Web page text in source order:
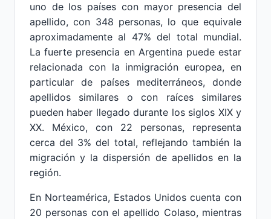
uno de los países con mayor presencia del
apellido, con 348 personas, lo que equivale
aproximadamente al 47% del total mundial.
La fuerte presencia en Argentina puede estar
relacionada con la inmigración europea, en
particular de países mediterráneos, donde
apellidos similares o con raíces similares
pueden haber llegado durante los siglos XIX y
XX. México, con 22 personas, representa
cerca del 3% del total, reflejando también la
migración y la dispersión de apellidos en la
región.
En Norteamérica, Estados Unidos cuenta con
20 personas con el apellido Colaso, mientras